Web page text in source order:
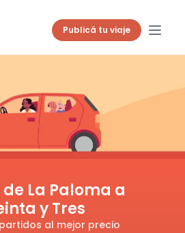
Publicá tu viaje
La Paloma a
y Tres
al mejor precio